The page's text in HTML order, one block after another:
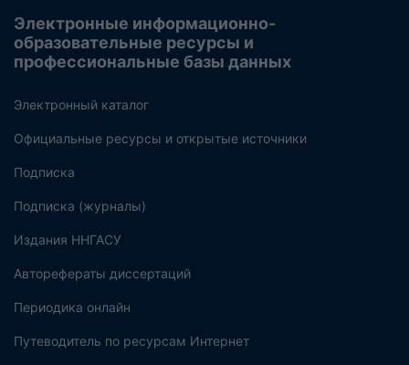
Электронные информационно-
образовательные ресурсы и
профессиональные базы данных
Электронный каталог
Официальные ресурсы и открытые источники
Подписка
Подписка (журналы)
Издания ННГАСУ
Авторефераты диссертаций
Периодика онлайн
Путеводитель по ресурсам Интернет